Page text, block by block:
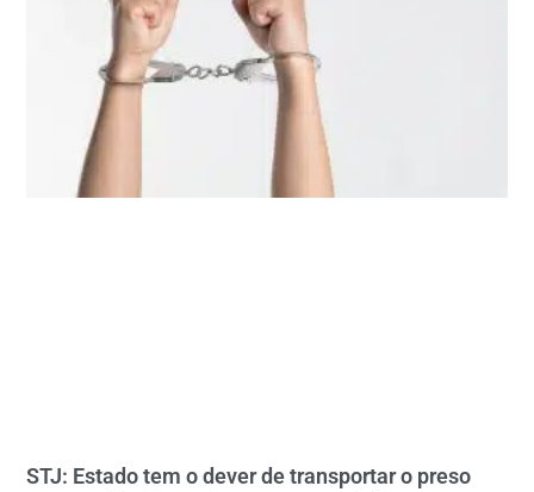
STJ: Estado tem o dever de transportar o preso